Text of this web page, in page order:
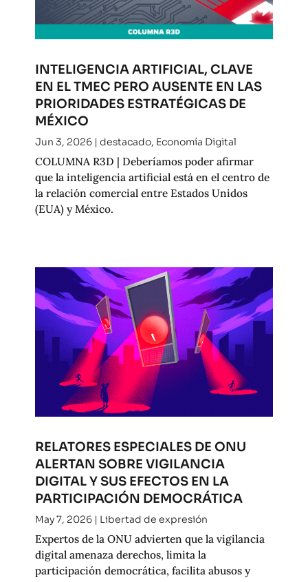
INTELIGENCIA ARTIFICIAL, CLAVE
EN EL TMEC PERO AUSENTE EN LAS
PRIORIDADES ESTRATÉGICAS DE
MÉXICO
Jun 3, 2026| destacado, Economía Digital
COLUMNA R3D | Deberíamos poder afirmar
que la inteligencia artificial está en el centro de
la relación comercial entre Estados Unidos
(EUA) y México.
RELATORES ESPECIALES DE ONU
ALERTAN SOBRE VIGILANCIA
DIGITAL Y SUS EFECTOS EN LA
PARTICIPACIÓN DEMOCRÁTICA
May 7, 2026| Libertad de expresión
Expertos de la ONU advierten que la vigilancia
digital amenaza derechos, limita la
participación democrática, facilita abusos y